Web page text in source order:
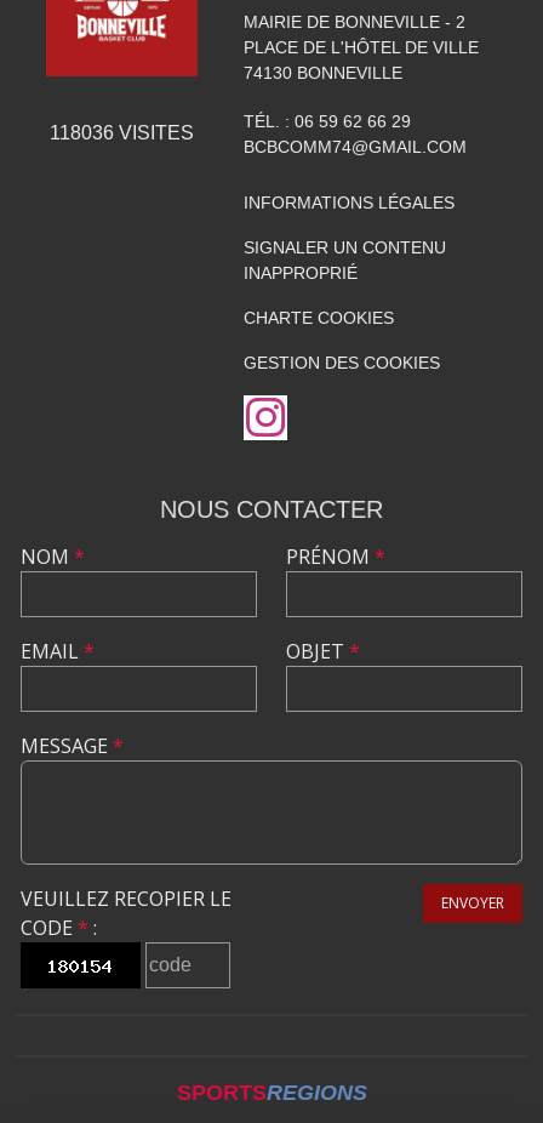
118036VISITES
MAIRIE DE BONNEVILLE - 2
PLACE DE L'HÔTEL DE VILLE
74130 BONNEVILLE
TÉL. : 06 59 62 66 29
BCBCOMM74@GMAIL.COM
INFORMATIONS LÉGALES
SIGNALER UN CONTENU
INAPPROPRIÉ
CHARTE COOKIES
GESTION DES COOKIES
NOUS CONTACTER
NOM *
EMAIL*
PRÉNOM *
OBJET *
MESSAGE *
VEUILLEZ RECOPIER LE
CODE * :
ENVOYER
SPORTSREGIONS